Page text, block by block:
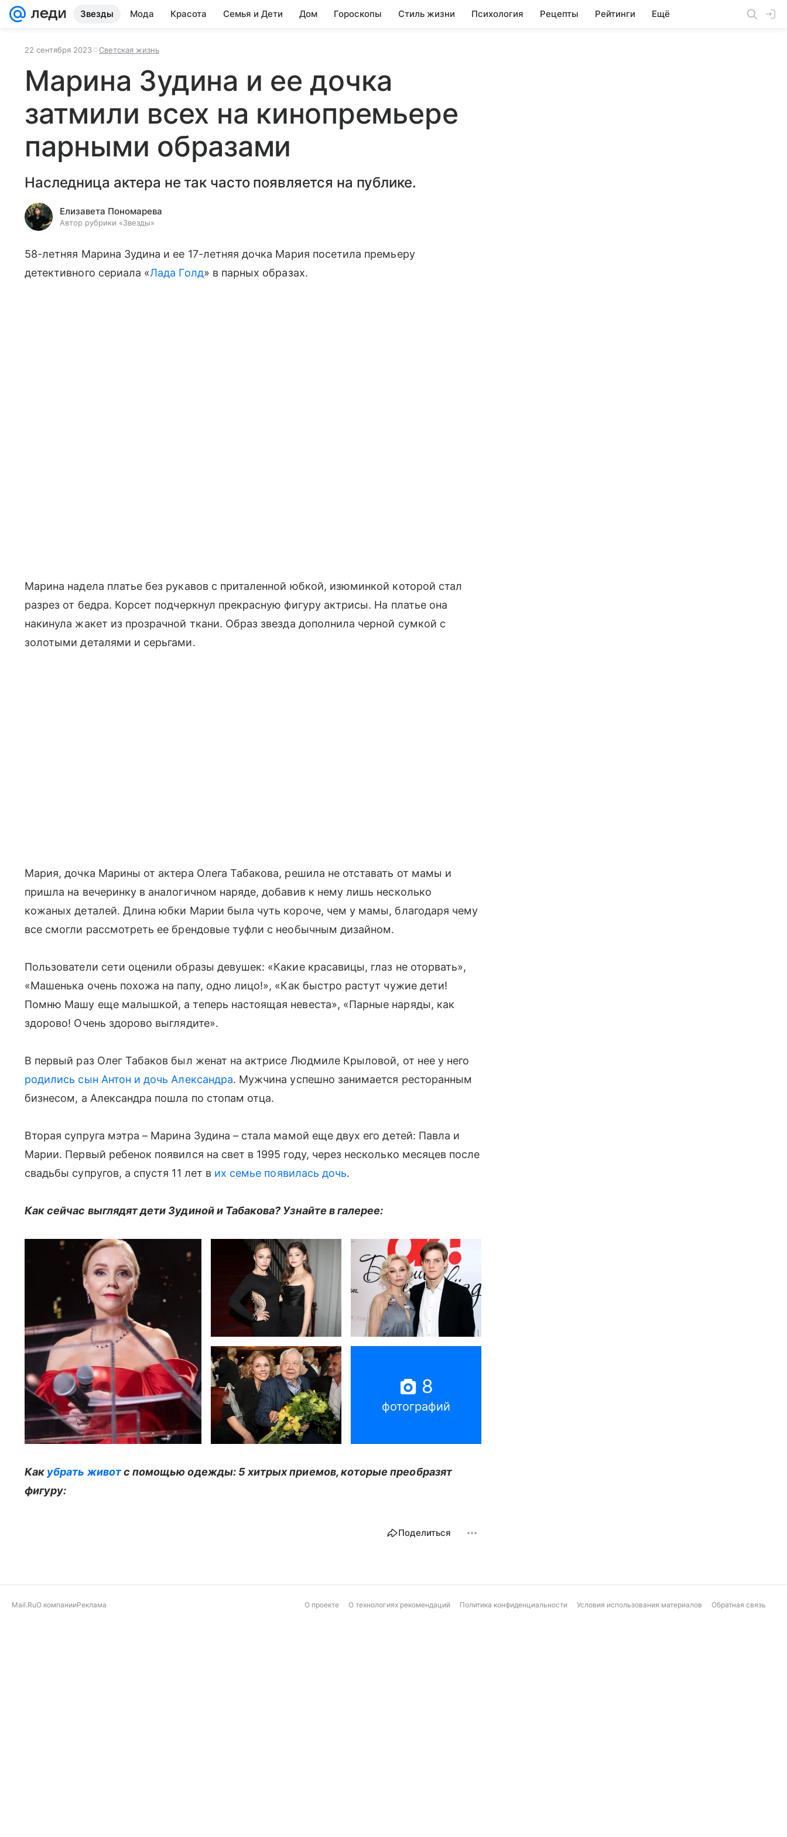
Звезды Мода Красота Семья и Дети Дом Гороскопы Стиль жизни Психология Рецепты Рейтинги Ещё
22 сентября 2023 Светская жизнь
Марина Зудина и ее дочка
затмили всех на кинопремьере
парными образами
Наследница актера не так часто появляется на публике.
Елизавета Пономарева
Автор рубрики «Звезды»
58-летняя Марина Зудина и ее 17-летняя дочка Мария посетила премьеру
детективного сериала «Лада Голд» в парных образах.
Марина надела платье без рукавов с приталенной юбкой, изюминкой которой стал
разрез от бедра. Корсет подчеркнул прекрасную фигуру актрисы. На платье она
накинула жакет из прозрачной ткани. Образ звезда дополнила черной сумкой с
золотыми деталями и серьгами.
Мария, дочка Марины от актера Олега Табакова, решила не отставать от мамы и
пришла на вечеринку в аналогичном наряде, добавив к нему лишь несколько
кожаных деталей. Длина юбки Марии была чуть короче, чем у мамы, благодаря чему
все смогли рассмотреть ее брендовые туфли с необычным дизайном.
Пользователи сети оценили образы девушек: «Какие красавицы, глаз не оторвать»,
«Машенька очень похожа на папу, одно лицо!», «Как быстро растут чужие дети!
Помню Машу еще малышкой, а теперь настоящая невеста», «Парные наряды, как
здорово! Очень здорово выглядите».
В первый раз Олег Табаков был женат на актрисе Людмиле Крыловой, от нее у него
родились сын Антон и дочь Александра. Мужчина успешно занимается ресторанным
бизнесом, а Александра пошла по стопам отца.
Вторая супруга мэтра – Марина Зудина – стала мамой еще двух его детей: Павла и
Марии. Первый ребенок появился на свет в 1995 году, через несколько месяцев после
свадьбы супругов, а спустя 11 лет в их семье появилась дочь.
Как сейчас выглядят дети Зудиной и Табакова? Узнайте в галерее:
8
фотографий
Как убрать животс помощью одежды: 5 хитрых приемов, которые преобразят
фигуру:
Поделиться
Mail.RuО компанииРеклама О проекте О технологиях рекомендаций Политика конфиденциальности Условия использования материалов Обратная связь